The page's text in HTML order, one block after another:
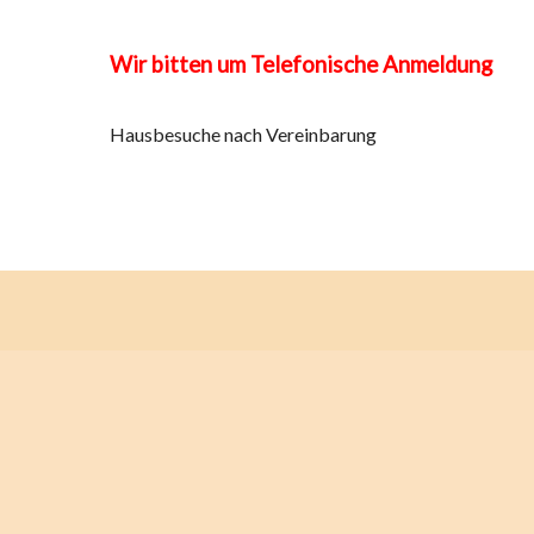
Wir bitten um Telefonische Anmeldung
Hausbesuche nach Vereinbarung